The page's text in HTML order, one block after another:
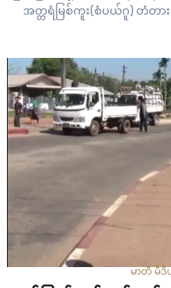
အတ္တရံမြစ်ကူး(စံပယ်ဂူ) တံတ
က ပြောသည်။ ဖွဲ့စည်းအုပ်ချုပ်
တံတားကို ပြည်ထောင်စုမှဆော
ပြည်ထောင်စု အနေနဲ့ တံတား
ယခုရရှိမယ့်ဘတ်ဂျက်အနေနဲ့ မဖြစ်
ဘတ်ဂျက်နဲ့ပူးပေါင်းဆောက်လု
ဒေါက်တာအေး
မာတီ မီဒီ